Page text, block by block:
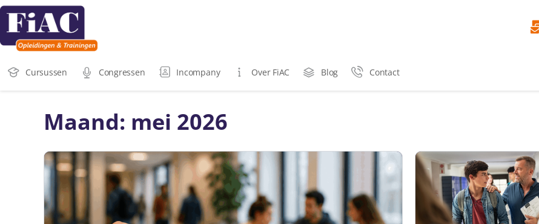
Cursussen Congressen Incompany Over FiAC Blog Contact
Maand: mei 2026